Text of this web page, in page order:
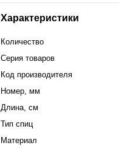
Характеристики
Количество
Серия товаров
Код производителя
Номер, мм
Длина, см
Тип спиц
Материал